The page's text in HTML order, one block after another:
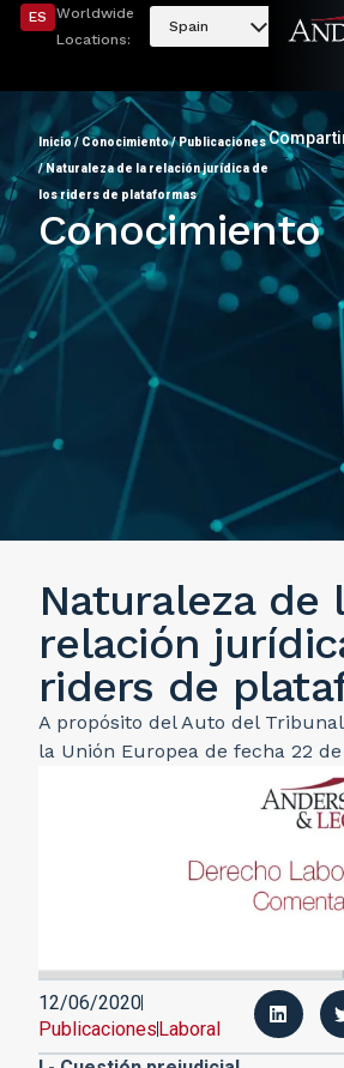
ES
Worldwide
Locations:
Spain
Inicio/ Conocimiento/Publicaciones
/Naturaleza de la relación jurídica de
los riders de plataformas
Conocimiento
Naturaleza de
relación
riders de
A propósito del Auto del
la Unión Europea de fecha 22
12/06/2020
PublicacionesLaboral